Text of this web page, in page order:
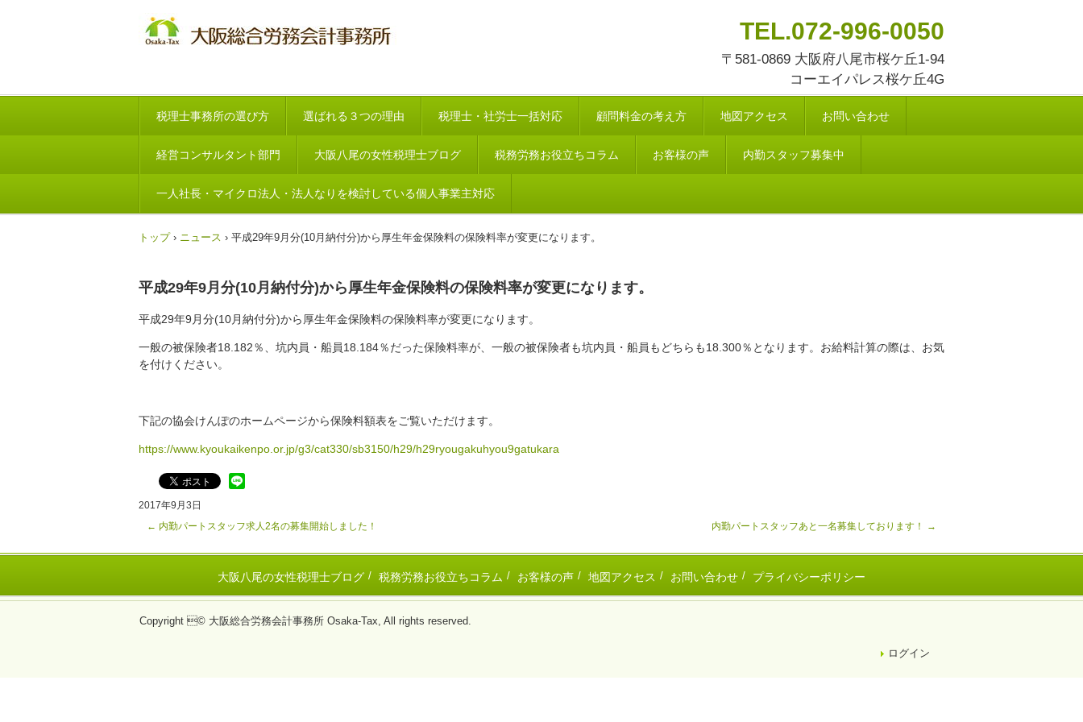
TEL.072-996-0050
〒581-0869 大阪府八尾市桜ケ丘1-94
コーエイパレス桜ケ丘4G
税理士事務所の選び方 選ばれる３つの理由 税理士・社労士一括対応 顧問料金の考え方 地図アクセス お問い合わせ
経営コンサルタント部門 大阪八尾の女性税理士ブログ 税務労務お役立ちコラム お客様の声 内勤スタッフ募集中
一人社長・マイクロ法人・法人なりを検討している個人事業主対応
トップ › ニュース › 平成29年9月分(10月納付分)から厚生年金保険料の保険料率が変更になります。
平成29年9月分(10月納付分)から厚生年金保険料の保険料率が変更になります。
平成29年9月分(10月納付分)から厚生年金保険料の保険料率が変更になります。
一般の被保険者18.182％、坑内員・船員18.184％だった保険料率が、一般の被保険者も坑内員・船員もどちらも18.300％となります。お給料計算の際は、お気
を付けください。
下記の協会けんぽのホームページから保険料額表をご覧いただけます。
https://www.kyoukaikenpo.or.jp/g3/cat330/sb3150/h29/h29ryougakuhyou9gatukara
2017年9月3日
← 内勤パートスタッフ求人2名の募集開始しました！ 内勤パートスタッフあと一名募集しております！ →
大阪八尾の女性税理士ブログ 税務労務お役立ちコラム お客様の声 地図アクセス お問い合わせ プライバシーポリシー
Copyright © 大阪総合労務会計事務所 Osaka-Tax, All rights reserved.
ログイン